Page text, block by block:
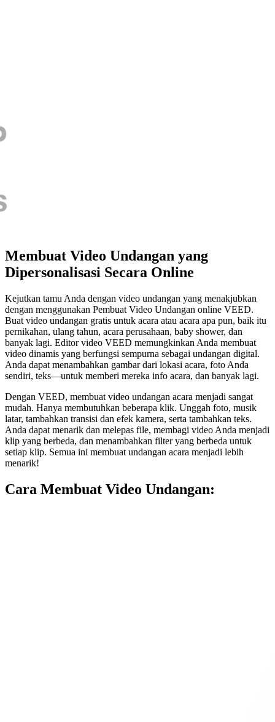
Membuat Video Undangan yang
Dipersonalisasi Secara Online
Kejutkan tamu Anda dengan video undangan yang menakjubkan
dengan menggunakan Pembuat Video Undangan online VEED.
Buat video undangan gratis untuk acara atau acara apa pun, baik itu
pernikahan, ulang tahun, acara perusahaan, baby shower, dan
banyak lagi. Editor video VEED memungkinkan Anda membuat
video dinamis yang berfungsi sempurna sebagai undangan digital.
Anda dapat menambahkan gambar dari lokasi acara, foto Anda
sendiri, teks—untuk memberi mereka info acara, dan banyak lagi.
Dengan VEED, membuat video undangan acara menjadi sangat
mudah. Hanya membutuhkan beberapa klik. Unggah foto, musik
latar, tambahkan transisi dan efek kamera, serta tambahkan teks.
Anda dapat menarik dan melepas file, membagi video Anda menjadi
klip yang berbeda, dan menambahkan filter yang berbeda untuk
setiap klip. Semua ini membuat undangan acara menjadi lebih
menarik!
Cara Membuat Video Undangan: